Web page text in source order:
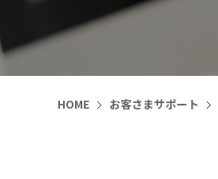
HOME お客さまサポート